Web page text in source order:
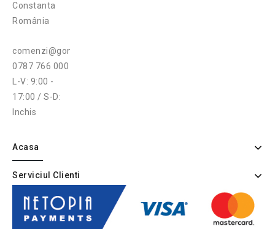
Constanta
România
comenzi@gonga.ro
0787 766 000
L-V: 9:00 -
17:00 / S-D:
Inchis
Acasa
Serviciul Clienti